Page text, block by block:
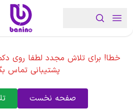
خطا! برای تلاش مجدد لطفا روی
پشتیبانی تماس
صفحه نخست